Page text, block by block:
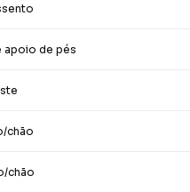
apoio de pés
chão
chão